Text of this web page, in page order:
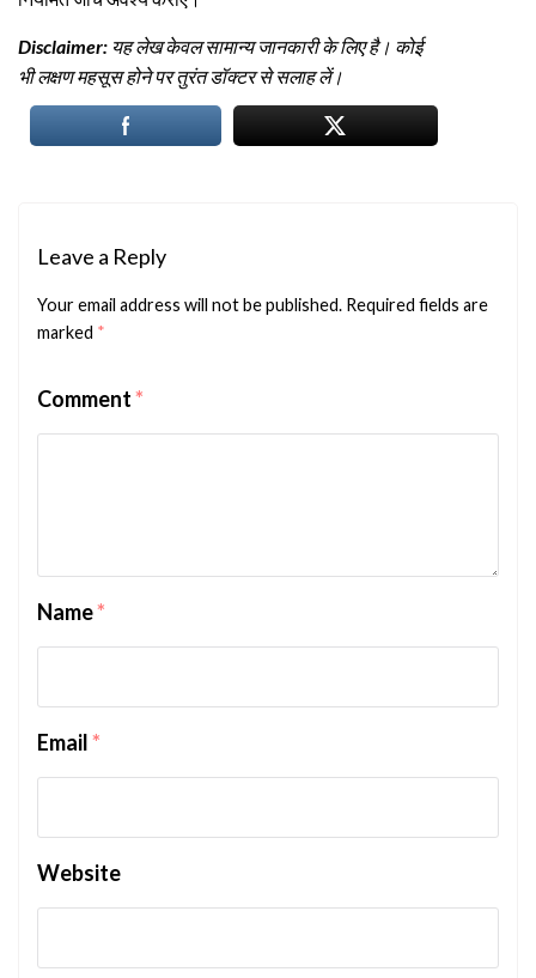
Disclaimer: यह लेख केवल सामान्य जानकारी के लिए है। कोई
भी लक्षण महसूस होने पर तुरंत डॉक्टर से सलाह लें।
Leave a Reply
Your email address will not be published. Required fields are
marked *
Comment*
Name*
Email*
Website